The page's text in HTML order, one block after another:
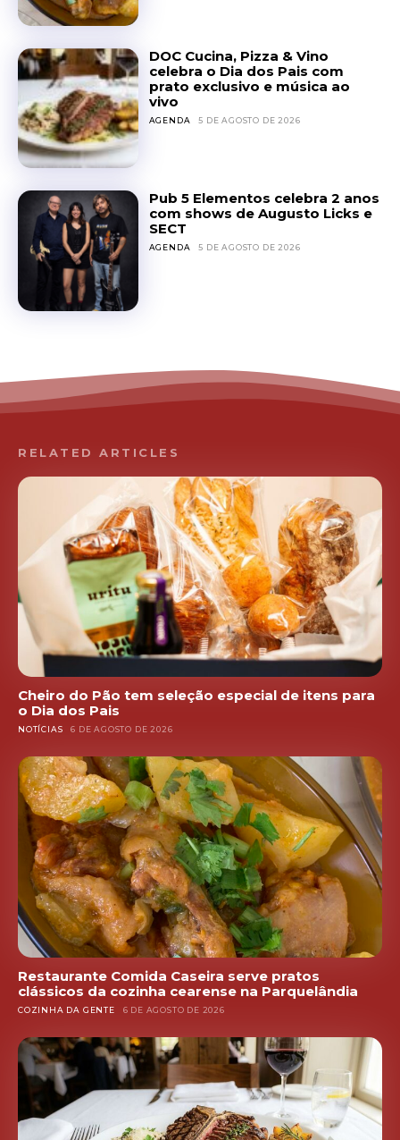
DOC Cucina, Pizza & Vino
celebra o Dia dos Pais com
prato exclusivo e música ao
vivo
AGENDA 5 DE AGOSTO DE 2026
Pub 5 Elementos celebra 2 anos
com shows de Augusto Licks e
SECT
AGENDA 5 DE AGOSTO DE 2026
RELATED ARTICLES
Cheiro do Pão tem seleção especial de itens para
o Dia dos Pais
NOTÍCIAS 6 DE AGOSTO DE 2026
Restaurante Comida Caseira serve pratos
clássicos da cozinha cearense na Parquelândia
COZINHA DA GENTE 6 DE AGOSTO DE 2026